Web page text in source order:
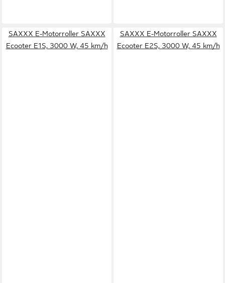
SAXXX E-Motorroller SAXXX
Ecooter E1S, 3000 W, 45 km/h
SAXXX E-Motorroller SAXXX
Ecooter E2S, 3000 W, 45 km/h